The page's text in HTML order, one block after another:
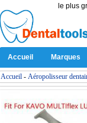
le plus
Accueil Marques
Accueil - Aéropolisseur